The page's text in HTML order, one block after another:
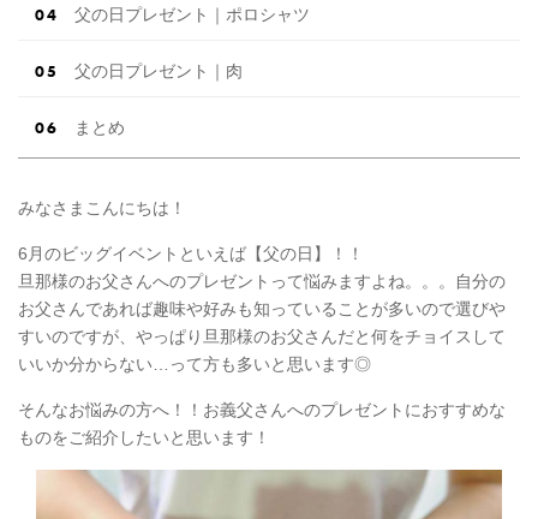
父の日プレゼント｜ポロシャツ
父の日プレゼント｜肉
まとめ
みなさまこんにちは！
6月のビッグイベントといえば【父の日】！！
旦那様のお父さんへのプレゼントって悩みますよね。。。自分の
お父さんであれば趣味や好みも知っていることが多いので選びや
すいのですが、やっぱり旦那様のお父さんだと何をチョイスして
いいか分からない…って方も多いと思います◎
そんなお悩みの方へ！！お義父さんへのプレゼントにおすすめな
ものをご紹介したいと思います！